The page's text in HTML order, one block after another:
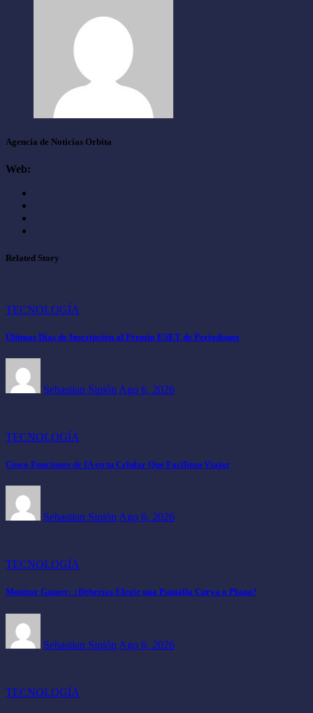
Agencia de Noticias Orbita
Web:
Related Story
TECNOLOGÍA
Últimos Días de Inscripción al Premio ESET de Periodismo
Sebastian Sipión Ago 6, 2026
TECNOLOGÍA
Cinco Funciones de IA en tu Celular Que Facilitan Viajar
Sebastian Sipión Ago 6, 2026
TECNOLOGÍA
Monitor Gamer: ¿Deberías Elegir una Pantalla Curva o Plana?
Sebastian Sipión Ago 6, 2026
TECNOLOGÍA